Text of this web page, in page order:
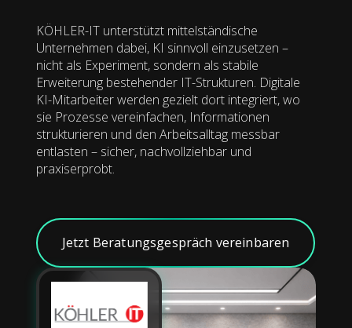
KÖHLER-IT unterstützt mittelständische
Unternehmen dabei, KI sinnvoll einzusetzen –
nicht als Experiment, sondern als stabile
Erweiterung bestehender IT-Strukturen. Digitale
KI-Mitarbeiter werden gezielt dort integriert, wo
sie Prozesse vereinfachen, Informationen
strukturieren und den Arbeitsalltag messbar
entlasten – sicher, nachvollziehbar und
praxiserprobt.
Jetzt Beratungsgespräch vereinbaren